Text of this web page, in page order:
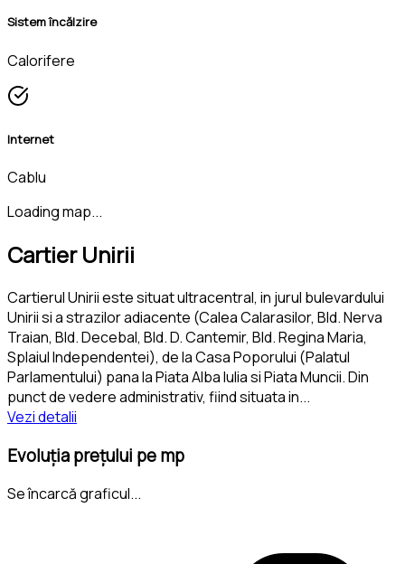
Sistem încălzire
Calorifere
Internet
Cablu
Loading map...
Cartier Unirii
Cartierul Unirii este situat ultracentral, in jurul bulevardului
Unirii si a strazilor adiacente (Calea Calarasilor, Bld. Nerva
Traian, Bld. Decebal, Bld. D. Cantemir, Bld. Regina Maria,
Splaiul Independentei), de la Casa Poporului (Palatul
Parlamentului) pana la Piata Alba Iulia si Piata Muncii. Din
punct de vedere administrativ, fiind situata in...
Vezi detalii
Evoluția prețului pe mp
Se încarcă graficul...